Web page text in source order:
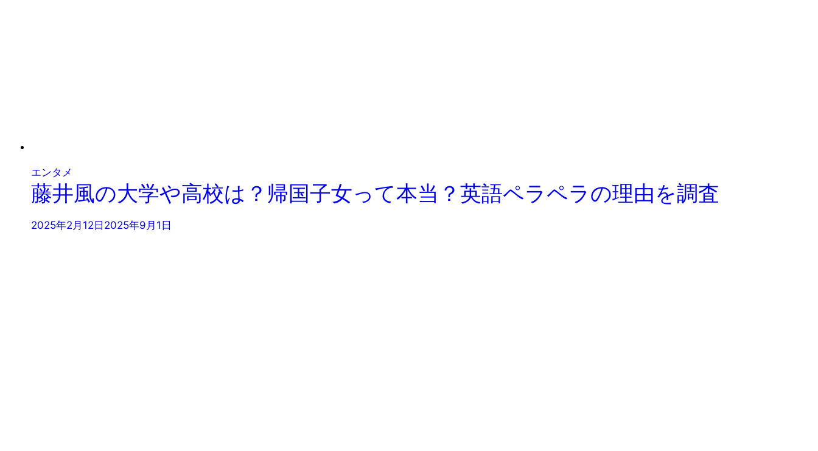
エンタメ
藤井風の大学や高校は？帰国子女って本当？英語ペラペラの理由を調査
2025年2月12日 2025年9月1日